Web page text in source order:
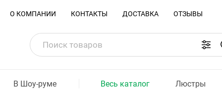
О КОМПАНИИ КОНТАКТЫ ДОСТАВКА ОТЗЫВЫ
В Шоу-руме Весь каталог Люстры